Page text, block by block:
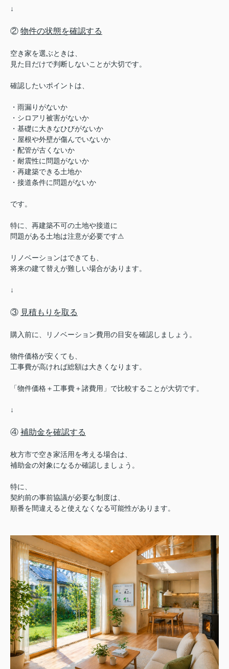
↓
② 物件の状態を確認する
空き家を選ぶときは、
見た目だけで判断しないことが大切です。
確認したいポイントは、
・雨漏りがないか
・シロアリ被害がないか
・基礎に大きなひびがないか
・屋根や外壁が傷んでいないか
・配管が古くないか
・耐震性に問題がないか
・再建築できる土地か
・接道条件に問題がないか
です。
特に、再建築不可の土地や接道に
問題がある土地は注意が必要です⚠︎
リノベーションはできても、
将来の建て替えが難しい場合があります。
↓
③ 見積もりを取る
購入前に、リノベーション費用の目安を確認しましょう。
物件価格が安くても、
工事費が高ければ総額は大きくなります。
「物件価格＋工事費＋諸費用」で比較することが大切です。
↓
④ 補助金を確認する
枚方市で空き家活用を考える場合は、
補助金の対象になるか確認しましょう。
特に、
契約前の事前協議が必要な制度は、
順番を間違えると使えなくなる可能性があります。